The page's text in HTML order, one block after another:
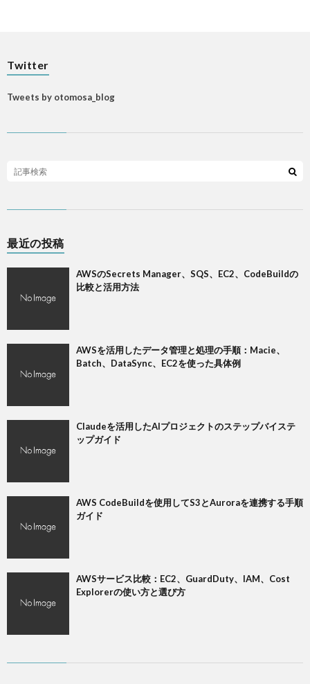
Twitter
Tweets by otomosa_blog
最近の投稿
AWSのSecrets Manager、SQS、EC2、CodeBuildの
比較と活用方法
AWSを活用したデータ管理と処理の手順：Macie、
Batch、DataSync、EC2を使った具体例
Claudeを活用したAIプロジェクトのステップバイステ
ップガイド
AWS CodeBuildを使用してS3とAuroraを連携する手順
ガイド
AWSサービス比較：EC2、GuardDuty、IAM、Cost
Explorerの使い方と選び方